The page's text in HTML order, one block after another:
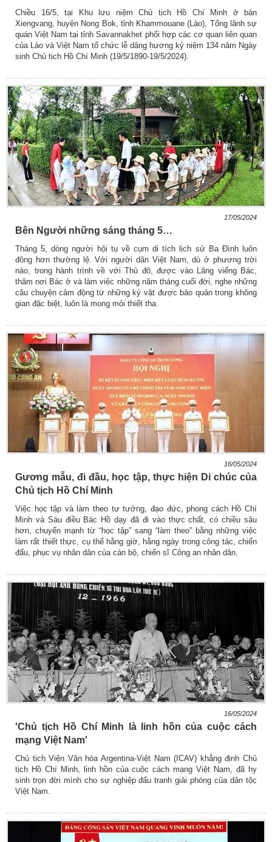
Chiều 16/5, tại Khu lưu niệm Chủ tịch Hồ Chí Minh ở bản
Xiengvang, huyện Nong Bok, tỉnh Khammouane (Lào), Tổng lãnh sự
quán Việt Nam tại tỉnh Savannakhet phối hợp các cơ quan liên quan
của Lào và Việt Nam tổ chức lễ dâng hương kỷ niệm 134 năm Ngày
sinh Chủ tịch Hồ Chí Minh (19/5/1890-19/5/2024).
17/05/2024
Bên Người những sáng tháng 5…
Tháng 5, dòng người hội tụ về cụm di tích lịch sử Ba Đình luôn
đông hơn thường lệ. Với người dân Việt Nam, dù ở phương trời
nào, trong hành trình về với Thủ đô, được vào Lăng viếng Bác,
thăm nơi Bác ở và làm việc những năm tháng cuối đời, nghe những
câu chuyện cảm động từ những kỷ vật được bảo quản trong không
gian đặc biệt, luôn là mong mỏi thiết tha.
16/05/2024
Gương mẫu, đi đầu, học tập, thực hiện Di chúc của
Chủ tịch Hồ Chí Minh
Việc học tập và làm theo tư tưởng, đạo đức, phong cách Hồ Chí
Minh và Sáu điều Bác Hồ dạy đã đi vào thực chất, có chiều sâu
hơn, chuyển mạnh từ “học tập” sang “làm theo” bằng những việc
làm rất thiết thực, cụ thể hằng giờ, hằng ngày trong công tác, chiến
đấu, phục vụ nhân dân của cán bộ, chiến sĩ Công an nhân dân.
16/05/2024
'Chủ tịch Hồ Chí Minh là linh hồn của cuộc cách
mạng Việt Nam'
Chủ tịch Viện Văn hóa Argentina-Việt Nam (ICAV) khẳng định Chủ
tịch Hồ Chí Minh, linh hồn của cuộc cách mạng Việt Nam, đã hy
sinh trọn đời mình cho sự nghiệp đấu tranh giải phóng của dân tộc
Việt Nam.